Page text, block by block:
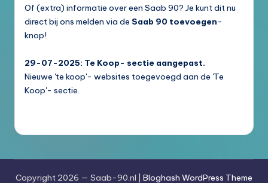
Of (extra) informatie over een Saab 90? Je kunt dit nu
direct bij ons melden via de Saab 90 toevoegen-
knop!
29-07-2025: Te Koop- sectie aangepast.
Nieuwe 'te koop'- websites toegevoegd aan de 'Te
Koop'- sectie.
Copyright 2026 — Saab-90.nl | Bloghash WordPress Theme